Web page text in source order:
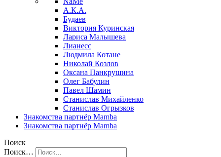
А.К.А.
Будаев
Виктория Куринская
Лариса Малышева
Лианесс
Людмила Котане
Николай Козлов
Оксана Панкрушина
Олег Бабулин
Павел Шамин
Станислав Михайленко
Станислав Огрызков
Знакомства партнёр Mamba
Знакомства партнёр Mamba
Поиск
Поиск…